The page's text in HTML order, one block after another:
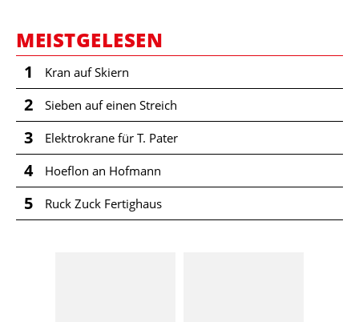
MEISTGELESEN
1 Kran auf Skiern
2 Sieben auf einen Streich
3 Elektrokrane für T. Pater
4 Hoeflon an Hofmann
5 Ruck Zuck Fertighaus